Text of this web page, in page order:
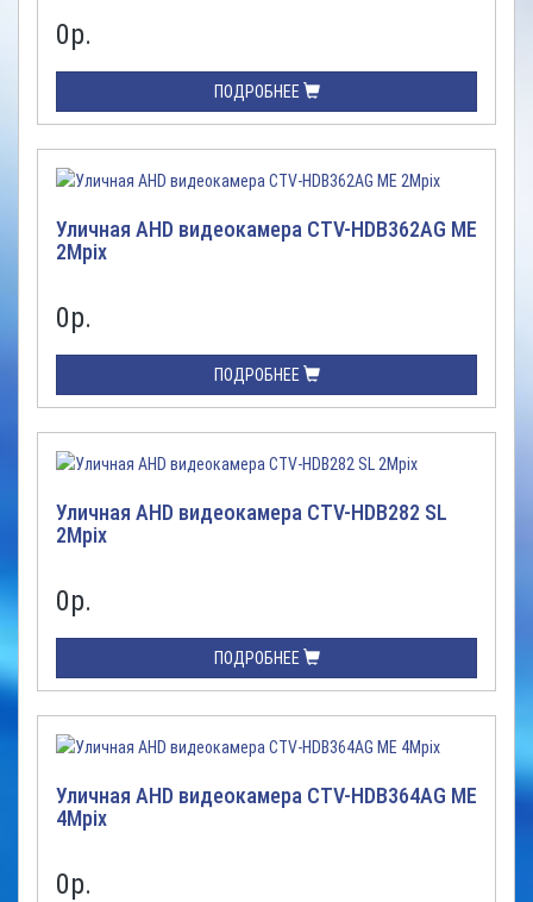
0р.
ПОДРОБНЕЕ
Уличная AHD видеокамера CTV-HDB362AG ME
2Mpix
0р.
ПОДРОБНЕЕ
Уличная AHD видеокамера CTV-HDB282 SL
2Mpix
0р.
ПОДРОБНЕЕ
Уличная AHD видеокамера CTV-HDB364AG ME
4Mpix
0р.